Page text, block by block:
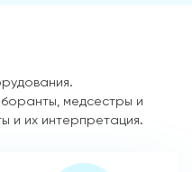
медсестры и
и их интерпретация.